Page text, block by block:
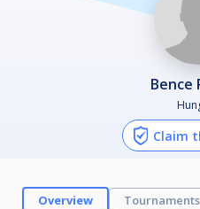
Claim
Overview Tournaments